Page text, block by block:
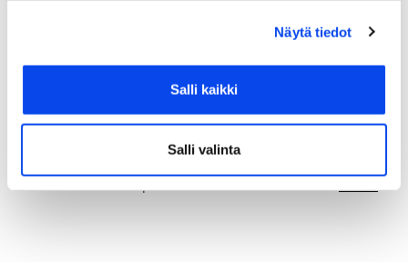
Näytä tiedot
Salli kaikki
Salli valinta
DuranTalks-sarjassa Duran Creativen asiantuntijat
tarinankerronnasta, brändinrakentamisesta,
ja metaversumista. Siis kaikenlaisesta kiinnostavasta
markkinointiin, mainontaan ja designiin liittyvästä.